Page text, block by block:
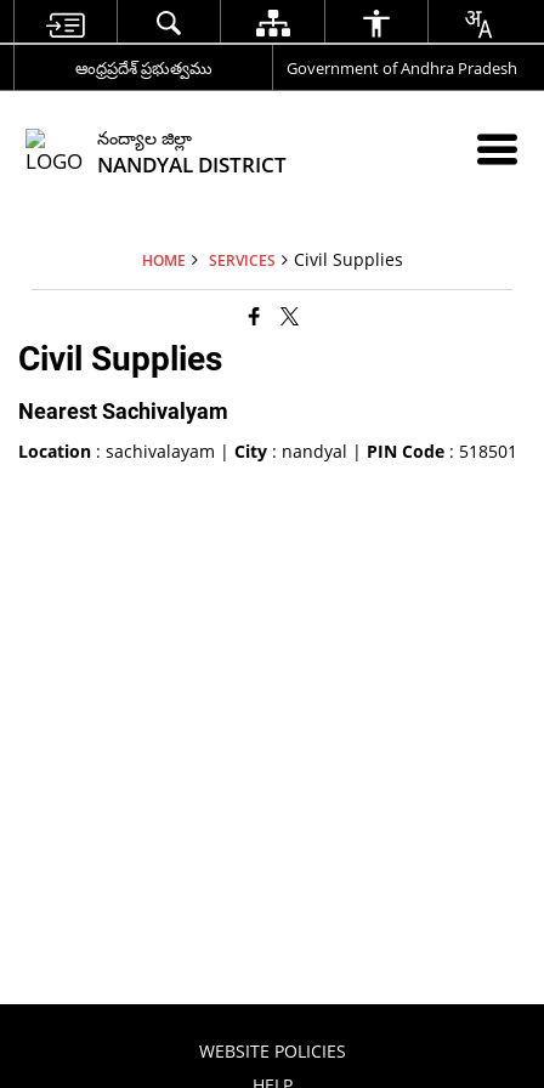
ఆంధ్రప్రదేశ్ ప్రభుత్వము Government of Andhra Pradesh
నంద్యాల జిల్లా
NANDYAL DISTRICT
HOME SERVICES Civil Supplies
Civil Supplies
Nearest Sachivalyam
Location : sachivalayam |City : nandyal | PIN Code : 518501
WEBSITE POLICIES